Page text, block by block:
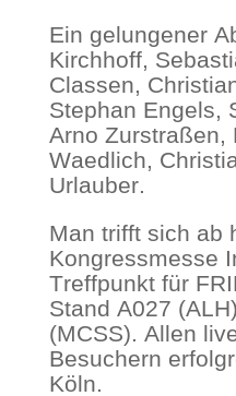
Ein gelungener
Kirchhoff,
Classen,
Stephan Engels,
Arno Zurstraßen,
Waedlich,
Urlauber.
Man trifft sich ab
Kongressmesse
Treffpunkt für
Stand A027
(MCSS). Allen
Besuchern
Köln.